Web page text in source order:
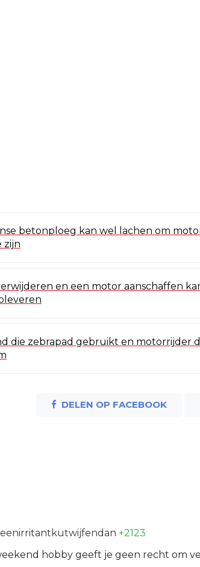
betonploeg kan wel lachen om
zijn
en een motor aanschaffen
die zebrapad gebruikt en motorrijder
DELEN OP FACEBOOK
+2123
hobby geeft je geen recht om